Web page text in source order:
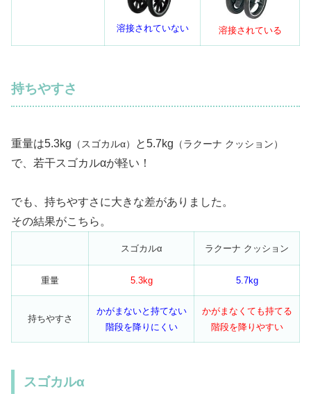
溶接されていない 溶接されている
持ちやすさ
重量は5.3kg （スゴカルα） と5.7kg （ラクーナ クッション）
で、若干スゴカルαが軽い！
でも、持ちやすさに大きな差がありました。
その結果がこちら。
スゴカルα ラクーナ クッション
重量 5.3kg 5.7kg
持ちやすさ
かがまないと持てない
階段を降りにくい
かがまなくても持てる
階段を降りやすい
スゴカルα